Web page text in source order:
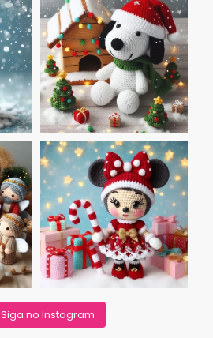
Siga no Instagram